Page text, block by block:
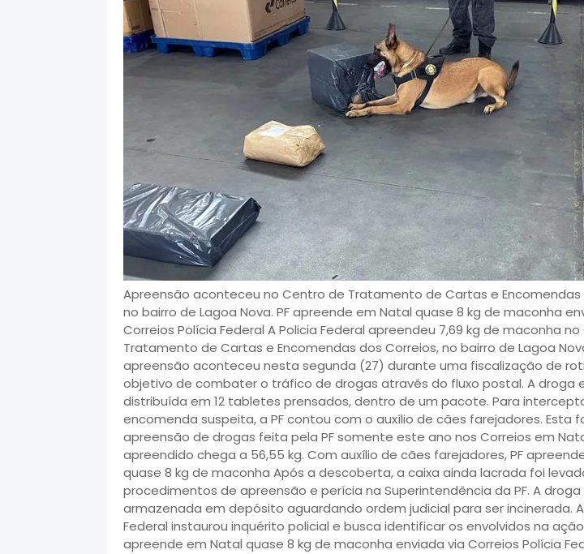
Apreensão aconteceu no Centro de Tratamento de Cartas e Encomendas
no bairro de Lagoa Nova. PF apreende em Natal quase 8 kg de maconha
Correios Polícia Federal A Policia Federal apreendeu 7,69 kg de maconha
Tratamento de Cartas e Encomendas dos Correios, no bairro de Lagoa
apreensão aconteceu nesta segunda (27) durante uma fiscalização de
objetivo de combater o tráfico de drogas através do fluxo postal. A droga
distribuída em 12 tabletes prensados, dentro de um pacote. Para
encomenda suspeita, a PF contou com o auxílio de cães farejadores. Esta
apreensão de drogas feita pela PF somente este ano nos Correios em
apreendido chega a 56,55 kg. Com auxílio de cães farejadores, PF
quase 8 kg de maconha Após a descoberta, a caixa ainda lacrada foi
procedimentos de apreensão e perícia na Superintendência da PF. A
armazenada em depósito aguardando ordem judicial para ser incinerada.
Federal instaurou inquérito policial e busca identificar os envolvidos na ação
apreende em Natal quase 8 kg de maconha enviada via Correios Polícia